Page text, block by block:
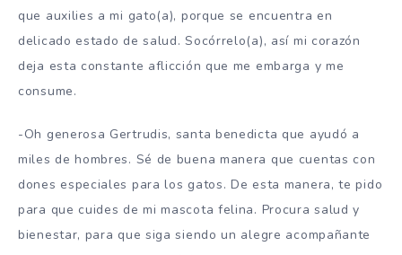
que auxilies a mi gato(a), porque se encuentra en
delicado estado de salud. Socórrelo(a), así mi corazón
deja esta constante aflicción que me embarga y me
consume.
-Oh generosa Gertrudis, santa benedicta que ayudó a
miles de hombres. Sé de buena manera que cuentas con
dones especiales para los gatos. De esta manera, te pido
para que cuides de mi mascota felina. Procura salud y
bienestar, para que siga siendo un alegre acompañante